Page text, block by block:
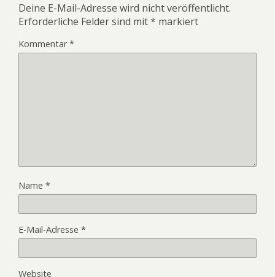
Deine E-Mail-Adresse wird nicht veröffentlicht.
Erforderliche Felder sind mit* markiert
Kommentar*
Name *
E-Mail-Adresse *
Website